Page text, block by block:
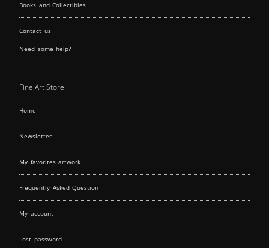
Books and Collectibles
Contact us
Need some help?
Fine Art Store
Home
Newsletter
My favorites artwork
Frequently Asked Question
My account
Lost password